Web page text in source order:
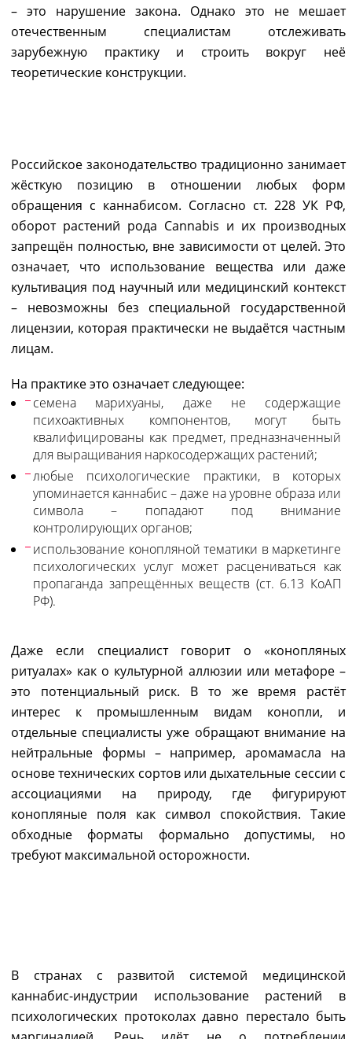
– это нарушение закона. Однако это не мешает
отечественным специалистам отслеживать
зарубежную практику и строить вокруг неё
теоретические конструкции.
Российское законодательство традиционно занимает
жёсткую позицию в отношении любых форм
обращения с каннабисом. Согласно ст. 228 УК РФ,
оборот растений рода Cannabis и их производных
запрещён полностью, вне зависимости от целей. Это
означает, что использование вещества или даже
культивация под научный или медицинский контекст
– невозможны без специальной государственной
лицензии, которая практически не выдаётся частным
лицам.
На практике это означает следующее:
семена марихуаны, даже не содержащие
психоактивных компонентов, могут быть
квалифицированы как предмет, предназначенный
для выращивания наркосодержащих растений;
любые психологические практики, в которых
упоминается каннабис – даже на уровне образа или
символа – попадают под внимание
контролирующих органов;
использование конопляной тематики в маркетинге
психологических услуг может расцениваться как
пропаганда запрещённых веществ (ст. 6.13 КоАП
РФ).
Даже если специалист говорит о «конопляных
ритуалах» как о культурной аллюзии или метафоре –
это потенциальный риск. В то же время растёт
интерес к промышленным видам конопли, и
отдельные специалисты уже обращают внимание на
нейтральные формы – например, аромамасла на
основе технических сортов или дыхательные сессии с
ассоциациями на природу, где фигурируют
конопляные поля как символ спокойствия. Такие
обходные форматы формально допустимы, но
требуют максимальной осторожности.
В странах с развитой системой медицинской
каннабис-индустрии использование растений в
психологических протоколах давно перестало быть